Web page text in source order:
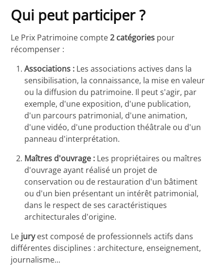
Qui peut participer ?
Le Prix Patrimoine compte2 catégories pour
récompenser :
Associations : Les associations actives dans la
sensibilisation, la connaissance, la mise en valeur
ou la diffusion du patrimoine. Il peut s'agir, par
exemple, d'une exposition, d'une publication,
d'un parcours patrimonial, d'une animation,
d'une vidéo, d'une production théâtrale ou d'un
panneau d'interprétation.
Maîtres d'ouvrage : Les propriétaires ou maîtres
d'ouvrage ayant réalisé un projet de
conservation ou de restauration d'un bâtiment
ou d'un bien présentant un intérêt patrimonial,
dans le respect de ses caractéristiques
architecturales d'origine.
Le juryest composé de professionnels actifs dans
différentes disciplines : architecture, enseignement,
journalisme...